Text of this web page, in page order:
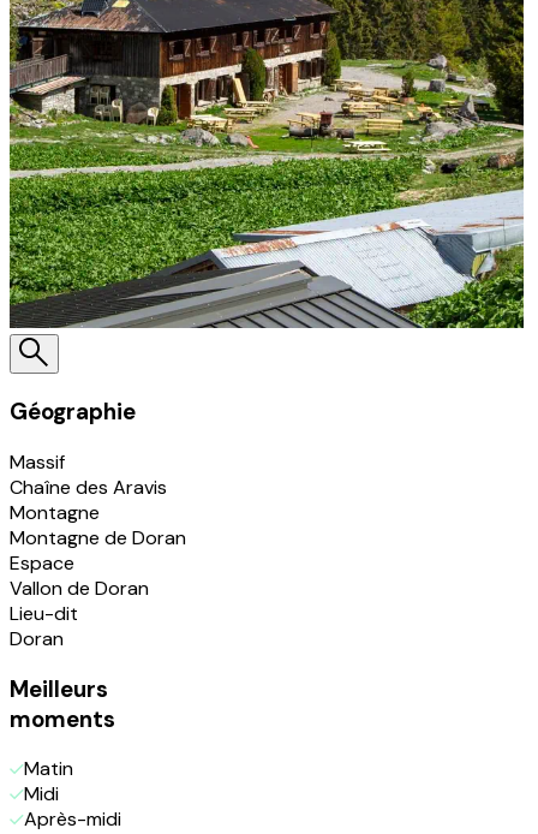
Géographie
Massif
Chaîne des Aravis
Montagne
Montagne de Doran
Espace
Vallon de Doran
Lieu-dit
Doran
Meilleurs
moments
Matin
Midi
Après-midi